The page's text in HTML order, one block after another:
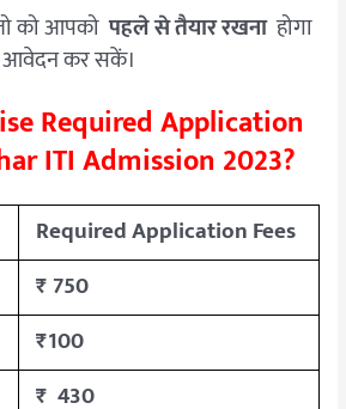
को आपको पहले से तैयार रखनाहोगा
कर सकें।
Required Application
ITI Admission 2023?
Required Application Fees
₹ 750
₹100
₹ 430